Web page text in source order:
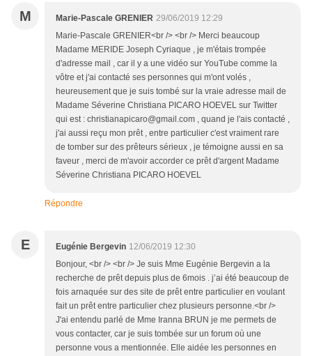
M Marie-Pascale GRENIER 29/06/2019 12:29
Marie-Pascale GRENIER<br /> <br /> Merci beaucoup
Madame MERIDE Joseph Cyriaque , je m'étais trompée
d'adresse mail , car il y a une vidéo sur YouTube comme la
vôtre et j'ai contacté ses personnes qui m'ont volés ,
heureusement que je suis tombé sur la vraie adresse mail de
Madame Séverine Christiana PICARO HOEVEL sur Twitter
qui est : christianapicaro@gmail.com , quand je l'ais contacté ,
j'ai aussi reçu mon prêt , entre particulier c'est vraiment rare
de tomber sur des prêteurs sérieux , je témoigne aussi en sa
faveur , merci de m'avoir accorder ce prêt d'argent Madame
Séverine Christiana PICARO HOEVEL
Répondre
E Eugénie Bergevin 12/06/2019 12:30
Bonjour, <br /> <br /> Je suis Mme Eugénie Bergevin a la
recherche de prêt depuis plus de 6mois . j’ai été beaucoup de
fois arnaquée sur des site de prêt entre particulier en voulant
fait un prêt entre particulier chez plusieurs personne.<br />
J'ai entendu parlé de Mme Iranna BRUN je me permets de
vous contacter, car je suis tombée sur un forum où une
personne vous a mentionnée. Elle aidée les personnes en